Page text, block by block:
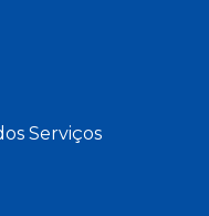
Serviços